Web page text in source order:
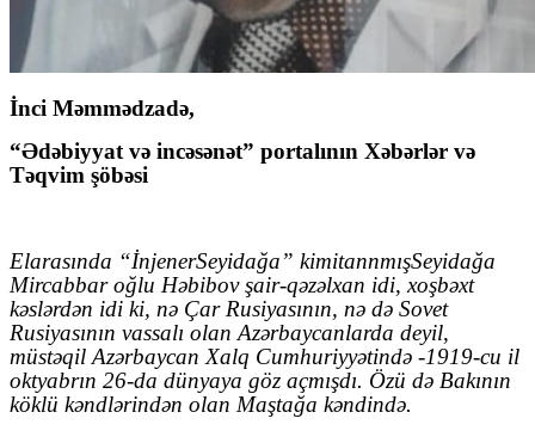
İnci Məmmədzadə,
“Ədəbiyyat və incəsənət” portalının Xəbərlər və
Təqvim şöbəsi
Elarasında “İnjenerSeyidağa” kimitannmışSeyidağa
Mircabbar oğlu Həbibovşair-qəzəlxan idi, xoşbəxt
kəslərdən idi ki, nə Çar Rusiyasının, nə də Sovet
Rusiyasının vassalı olan Azərbaycanlarda deyil,
müstəqil Azərbaycan Xalq Cumhuriyyətində -1919-cu il
oktyabrın 26-da dünyaya göz açmışdı. Özü də Bakının
köklü kəndlərindən olan Maştağa kəndində.